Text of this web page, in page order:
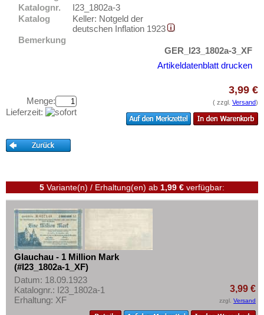
Golpa
Gonsenheim
Göttingen
Grabow
Gräfenthal
Gransee
Greifenstein
Greiffenberg
Greiz
Greußen
Grevesmühlen
Testbanknoten
Banknotenbriefe
Kataloge
Ihre Bewertungen
Informationen
Ankauf
Erhaltungsgrade
Gratisbanknoten
FAQ
Mehr über...
Zahlungsbedingungen
Privatsphäre und Datenschutz
Katalognr.
I23_1802a-3
Katalog
Keller: Notgeld der
deutschen Inflation 1923
Bemerkung
GER_I23_1802a-3_XF
Artikeldatenblatt drucken
Menge:
Lieferzeit:
3,99 €
( zzgl. Versand)
5 Variante(n) / Erhaltung(en) ab 1,99 € verfügbar:
Glauchau - 1 Million Mark
(#I23_1802a-1_XF)
Datum: 18.09.1923
Katalognr.: I23_1802a-1
Erhaltung: XF
3,99 €
zzgl. Versand